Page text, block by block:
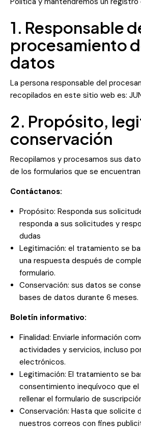
1. Responsable
procesamiento
datos
La persona responsable del
recopilados en este sitio web es:
2. Propósito,
conservación
Recopilamos y procesamos sus
de los formularios que se
Contáctanos:
Propósito: Responda sus
responda a sus solicitudes y
dudas
Legitimación: el tratamiento se
una respuesta después de
formulario.
Conservación: sus datos se
bases de datos durante 6 meses.
Boletín informativo:
Finalidad: Enviarle información
actividades y servicios, incluso
electrónicos.
Legitimación: El tratamiento se
consentimiento inequívoco que el
rellenar el formulario de
Conservación: Hasta que solicite
nuestros correos con fines